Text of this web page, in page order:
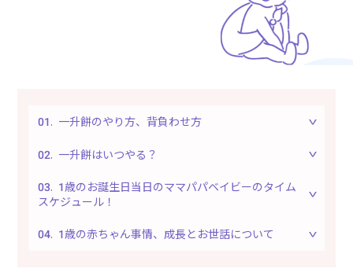
一升餅のやり方、背負わせ方
一升餅はいつやる？
1歳のお誕生日当日のママパパベイビーのタイム
スケジュール！
1歳の赤ちゃん事情、成長とお世話について